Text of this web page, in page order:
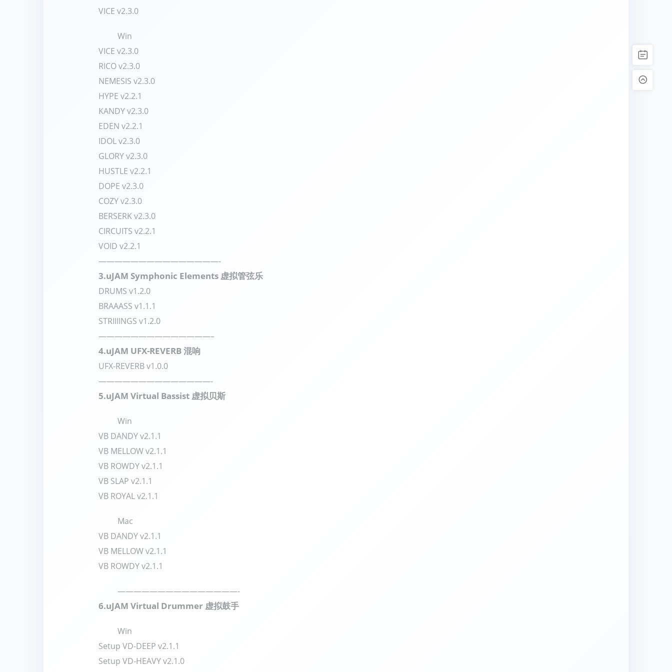
VICE v2.3.0
Win
VICE v2.3.0
RICO v2.3.0
NEMESIS v2.3.0
HYPE v2.2.1
KANDY v2.3.0
EDEN v2.2.1
IDOL v2.3.0
GLORY v2.3.0
HUSTLE v2.2.1
DOPE v2.3.0
COZY v2.3.0
BERSERK v2.3.0
CIRCUITS v2.2.1
VOID v2.2.1
———————————————-
3.uJAM Symphonic Elements 虚拟管弦乐
DRUMS v1.2.0
BRAAASS v1.1.1
STRIIIINGS v1.2.0
——————————————–
4.uJAM UFX-REVERB 混响
UFX-REVERB v1.0.0
——————————————-
5.uJAM Virtual Bassist 虚拟贝斯
Win
VB DANDY v2.1.1
VB MELLOW v2.1.1
VB ROWDY v2.1.1
VB SLAP v2.1.1
VB ROYAL v2.1.1
Mac
VB DANDY v2.1.1
VB MELLOW v2.1.1
VB ROWDY v2.1.1
———————————————-
6.uJAM Virtual Drummer 虚拟鼓手
Win
Setup VD-DEEP v2.1.1
Setup VD-HEAVY v2.1.0